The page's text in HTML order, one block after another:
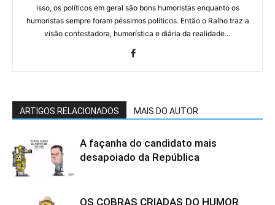
isso, os políticos em geral são bons humoristas enquanto os
humoristas sempre foram péssimos políticos. Então o Ralho traz a
visão contestadora, humorística e diária da realidade…
ARTIGOS RELACIONADOS MAIS DO AUTOR
A façanha do candidato mais
desapoiado da República
OS COBRAS CRIADAS DO HUMOR